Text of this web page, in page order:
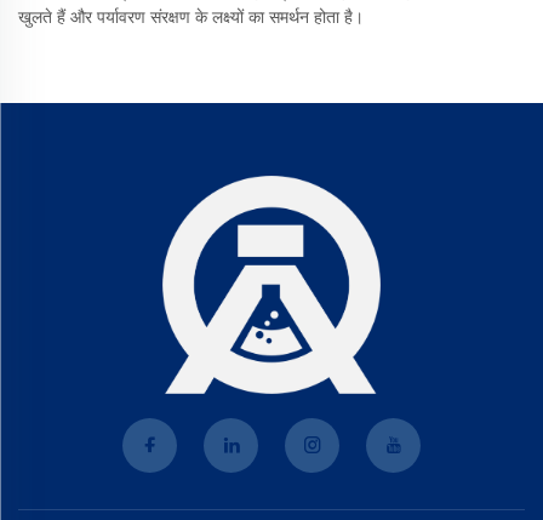
खुलते हैं और पर्यावरण संरक्षण के लक्ष्यों का समर्थन होता है।